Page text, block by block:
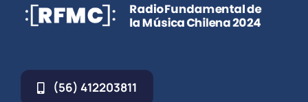
(56) 412203811